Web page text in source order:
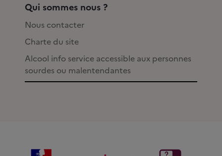
Qui sommes nous ?
Nous contacter
Charte du site
Alcool info service accessible aux personnes
sourdes ou malentendantes